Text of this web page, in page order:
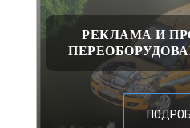
РЕКЛАМА И